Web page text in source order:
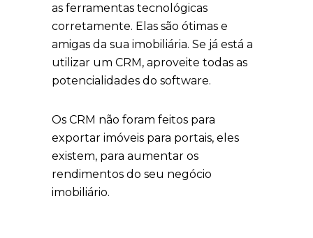
as ferramentas tecnológicas
corretamente. Elas são ótimas e
amigas da sua imobiliária. Se já está a
utilizar um CRM, aproveite todas as
potencialidades do software.
Os CRM não foram feitos para
exportar imóveis para portais, eles
existem, para aumentar os
rendimentos do seu negócio
imobiliário.